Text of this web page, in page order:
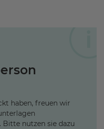
haben, freuen wir
Bitte nutzen sie dazu